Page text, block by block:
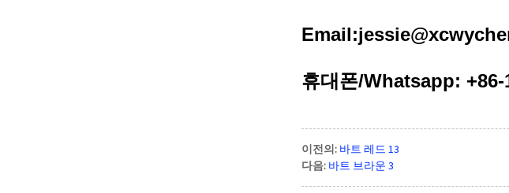
휴대폰/Whatsapp: +86-
이전의: 바트 레드 13
다음: 바트 브라운 3